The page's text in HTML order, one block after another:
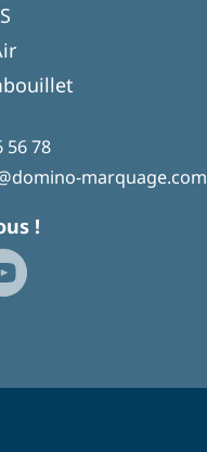
56 78
marquage.com
!